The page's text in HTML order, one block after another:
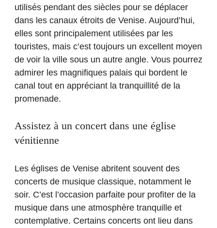
utilisés pendant des siècles pour se déplacer
dans les canaux étroits de Venise. Aujourd’hui,
elles sont principalement utilisées par les
touristes, mais c’est toujours un excellent moyen
de voir la ville sous un autre angle. Vous pourrez
admirer les magnifiques palais qui bordent le
canal tout en appréciant la tranquillité de la
promenade.
Assistez à un concert dans une église
vénitienne
Les églises de Venise abritent souvent des
concerts de musique classique, notamment le
soir. C’est l’occasion parfaite pour profiter de la
musique dans une atmosphère tranquille et
contemplative. Certains concerts ont lieu dans